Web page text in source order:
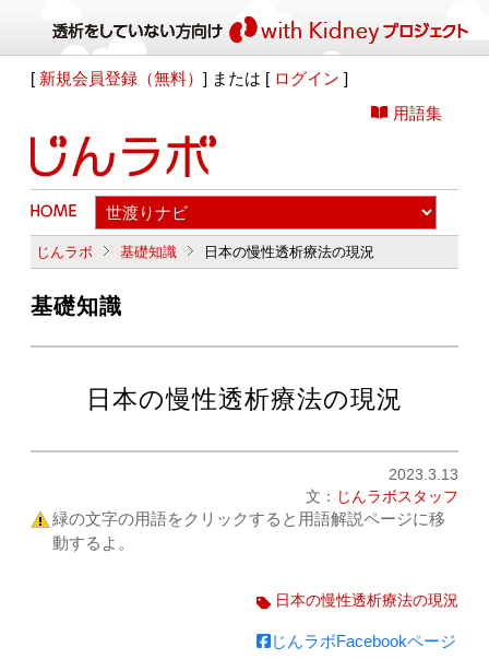
[ 新規会員登録（無料）] または [ ログイン ]
用語集
じんラボ 基礎知識 日本の慢性透析療法の現況
基礎知識
日本の慢性透析療法の現況
2023.3.13
文： じんラボスタッフ
緑の文字の用語をクリックすると用語解説ページに移
動するよ。
日本の慢性透析療法の現況
じんラボFacebookページ